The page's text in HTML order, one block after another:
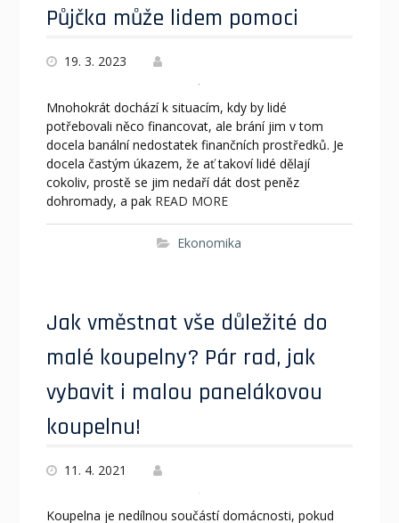
Půjčka může lidem pomoci
19. 3. 2023
Mnohokrát dochází k situacím, kdy by lidé
potřebovali něco financovat, ale brání jim v tom
docela banální nedostatek finančních prostředků. Je
docela častým úkazem, že ať takoví lidé dělají
cokoliv, prostě se jim nedaří dát dost peněz
dohromady, a pak READ MORE
Ekonomika
Jak vměstnat vše důležité do
malé koupelny? Pár rad, jak
vybavit i malou panelákovou
koupelnu!
11. 4. 2021
Koupelna je nedílnou součástí domácnosti, pokud